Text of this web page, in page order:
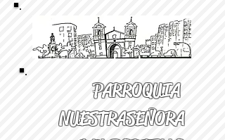
PARROQUIA
NUESTRASEÑORA